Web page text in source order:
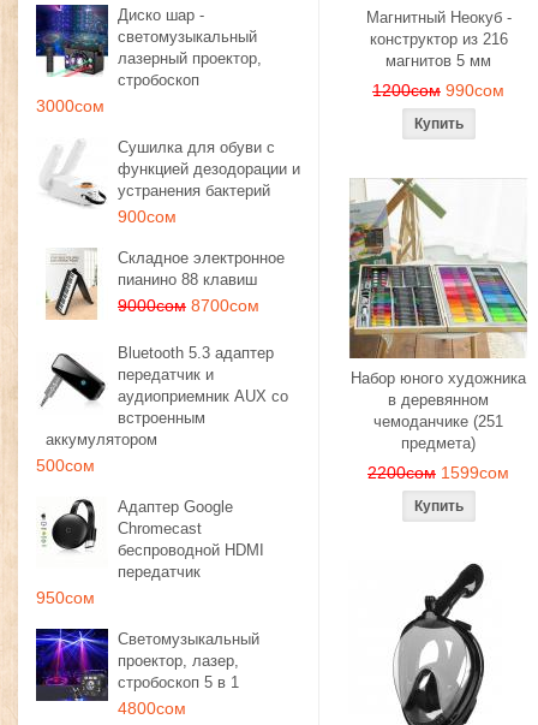
Диско шар -
светомузыкальный
лазерный проектор,
стробоскоп
3000сом
Сушилка для обуви с
функцией дезодорации и
устранения бактерий
900сом
Складное электронное
пианино 88 клавиш
9000сом 8700сом
Bluetooth 5.3 адаптер
передатчик и
аудиоприемник AUX со
встроенным
аккумулятором
500сом
Адаптер Google
Chromecast
беспроводной HDMI
передатчик
950сом
Светомузыкальный
проектор, лазер,
стробоскоп 5 в 1
4800сом
Магнитный Неокуб -
конструктор из 216
магнитов 5 мм
1200сом 990сом
Набор юного художника
в деревянном
чемоданчике (251
предмета)
2200сом 1599сом